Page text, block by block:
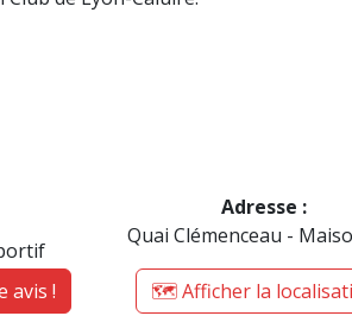
avis !
Adresse :
Quai Clémenceau -
🗺️ Afficher la